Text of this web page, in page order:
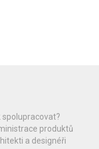
spolupracovat?
produktů
a designéři